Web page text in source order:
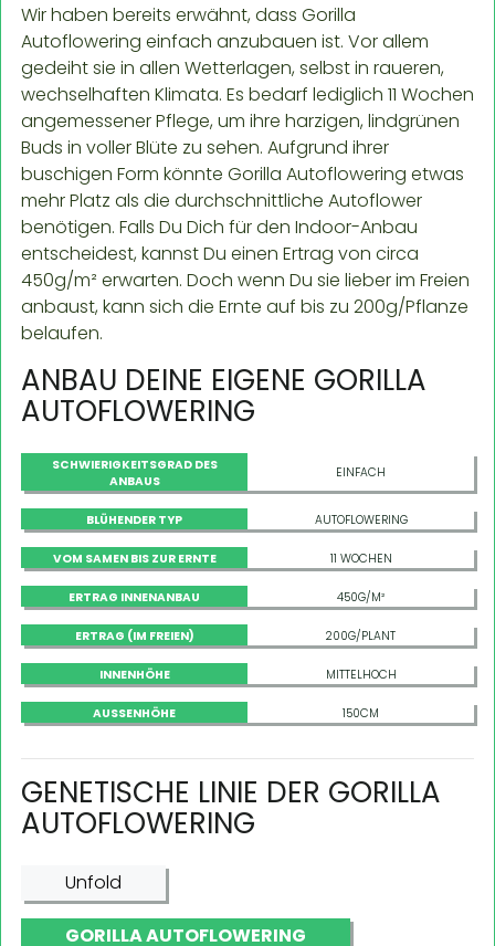
Wir haben bereits erwähnt, dass Gorilla
Autoflowering einfach anzubauen ist. Vor allem
gedeiht sie in allen Wetterlagen, selbst in raueren,
wechselhaften Klimata. Es bedarf lediglich 11 Wochen
angemessener Pflege, um ihre harzigen, lindgrünen
Buds in voller Blüte zu sehen. Aufgrund ihrer
buschigen Form könnte Gorilla Autoflowering etwas
mehr Platz als die durchschnittliche Autoflower
benötigen. Falls Du Dich für den Indoor-Anbau
entscheidest, kannst Du einen Ertrag von circa
450g/m² erwarten. Doch wenn Du sie lieber im Freien
anbaust, kann sich die Ernte auf bis zu 200g/Pflanze
belaufen.
ANBAU DEINE EIGENE GORILLA
AUTOFLOWERING
SCHWIERIGKEITSGRAD DES
ANBAUS
EINFACH
BLÜHENDER TYP AUTOFLOWERING
VOM SAMEN BIS ZUR ERNTE 11 WOCHEN
ERTRAG INNENANBAU 450G/M²
ERTRAG (IM FREIEN) 200G/PLANT
INNENHÖHE MITTELHOCH
AUSSENHÖHE 150CM
GENETISCHE LINIE DER GORILLA
AUTOFLOWERING
Unfold
GORILLA AUTOFLOWERING